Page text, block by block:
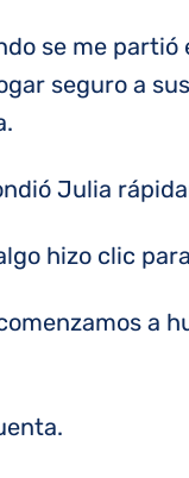
se me
seguro a
Julia
hizo clic
a